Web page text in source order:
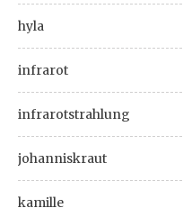
hyla
infrarot
infrarotstrahlung
johanniskraut
kamille